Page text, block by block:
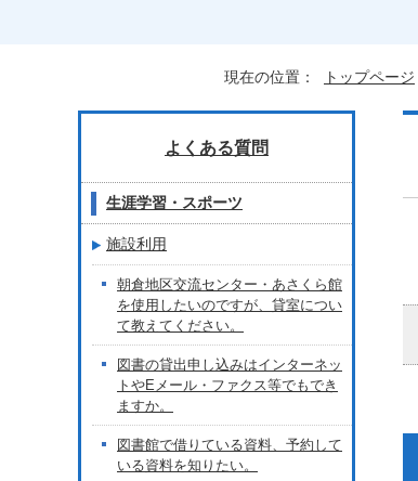
現在の位置： トップページ
よくある質問
生涯学習・スポーツ
施設利用
朝倉地区交流センター・あさくら館
を使用したいのですが、貸室につい
て教えてください。
図書の貸出申し込みはインターネッ
トやEメール・ファクス等でもでき
ますか。
図書館で借りている資料、予約して
いる資料を知りたい。